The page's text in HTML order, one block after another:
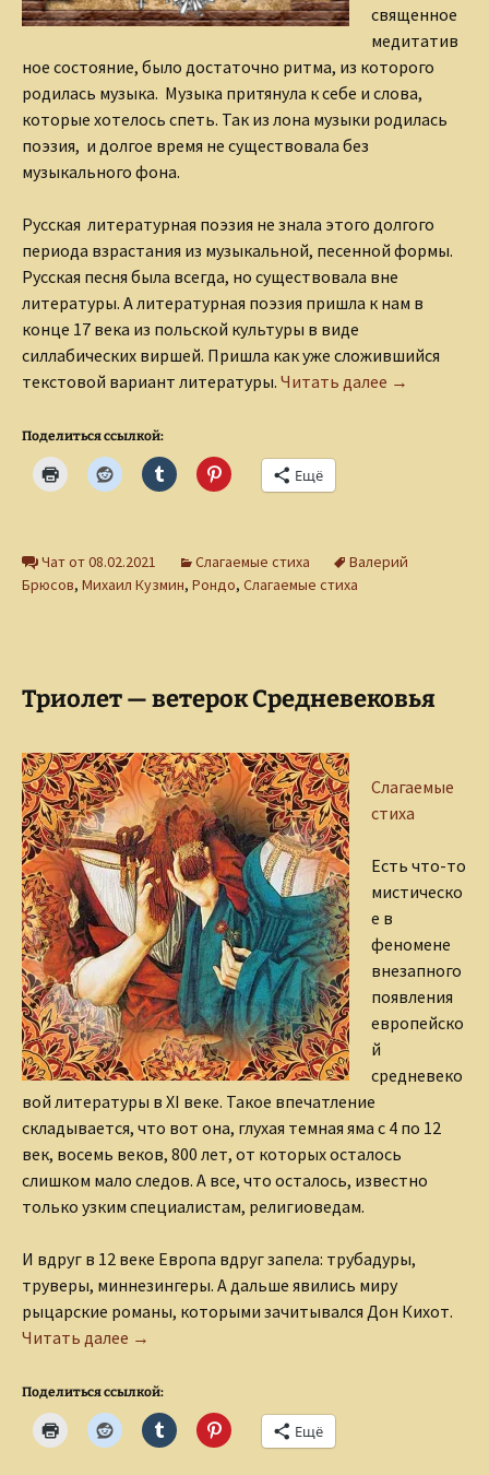
священное
медитатив
ное состояние, было достаточно ритма, из которого
родилась музыка. Музыка притянула к себе и слова,
которые хотелось спеть. Так из лона музыки родилась
поэзия, и долгое время не существовала без
музыкального фона.
Русская литературная поэзия не знала этого долгого
периода взрастания из музыкальной, песенной формы.
Русская песня была всегда, но существовала вне
литературы. А литературная поэзия пришла к нам в
конце 17 века из польской культуры в виде
силлабических виршей. Пришла как уже сложившийся
текстовой вариант литературы. Читать далее Поэзия в
→
Поделиться ссылкой:
Ещё
Чат от 08.02.2021 Слагаемые стиха
Валерий
Брюсов, Михаил Кузмин, Рондо, Слагаемые стиха
Триолет — ветерок Средневековья
Слагаемые
стиха
Есть что-то
мистическо
е в
феномене
внезапного
появления
европейско
й
средневеко
вой литературы в ХI веке. Такое впечатление
складывается, что вот она, глухая темная яма с 4 по 12
век, восемь веков, 800 лет, от которых осталось
слишком мало следов. А все, что осталось, известно
только узким специалистам, религиоведам.
И вдруг в 12 веке Европа вдруг запела: трубадуры,
труверы, миннезингеры. А дальше явились миру
рыцарские романы, которыми зачитывался Дон Кихот.
Читать далее Триолет — ветерок Средневековья
→
Поделиться ссылкой:
Ещё